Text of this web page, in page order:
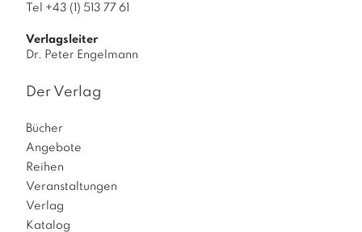
Tel +43 (1) 513 77 61
Verlagsleiter
Dr. Peter Engelmann
Der Verlag
Bücher
Angebote
Reihen
Veranstaltungen
Verlag
Katalog